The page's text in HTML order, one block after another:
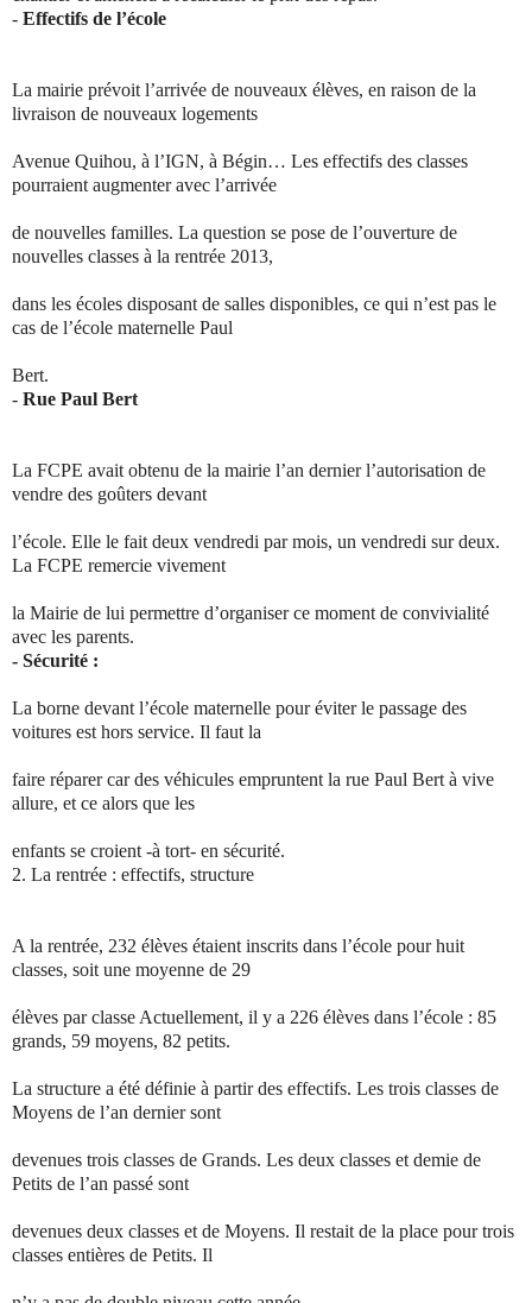
- Effectifs de l’école
La mairie prévoit l’arrivée de nouveaux élèves, en raison de la
livraison de nouveaux logements
Avenue Quihou, à l’IGN, à Bégin… Les effectifs des classes
pourraient augmenter avec l’arrivée
de nouvelles familles. La question se pose de l’ouverture de
nouvelles classes à la rentrée 2013,
dans les écoles disposant de salles disponibles, ce qui n’est pas le
cas de l’école maternelle Paul
Bert.
- Rue Paul Bert
La FCPE avait obtenu de la mairie l’an dernier l’autorisation de
vendre des goûters devant
l’école. Elle le fait deux vendredi par mois, un vendredi sur deux.
La FCPE remercie vivement
la Mairie de lui permettre d’organiser ce moment de convivialité
avec les parents.
- Sécurité :
La borne devant l’école maternelle pour éviter le passage des
voitures est hors service. Il faut la
faire réparer car des véhicules empruntent la rue Paul Bert à vive
allure, et ce alors que les
enfants se croient -à tort- en sécurité.
2. La rentrée : effectifs, structure
A la rentrée, 232 élèves étaient inscrits dans l’école pour huit
classes, soit une moyenne de 29
élèves par classe Actuellement, il y a 226 élèves dans l’école : 85
grands, 59 moyens, 82 petits.
La structure a été définie à partir des effectifs. Les trois classes de
Moyens de l’an dernier sont
devenues trois classes de Grands. Les deux classes et demie de
Petits de l’an passé sont
devenues deux classes et de Moyens. Il restait de la place pour trois
classes entières de Petits. Il